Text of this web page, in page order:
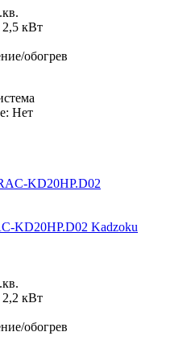
кВт
обогрев
Нет
KD20HP.D02 Kadzoku
кВт
обогрев